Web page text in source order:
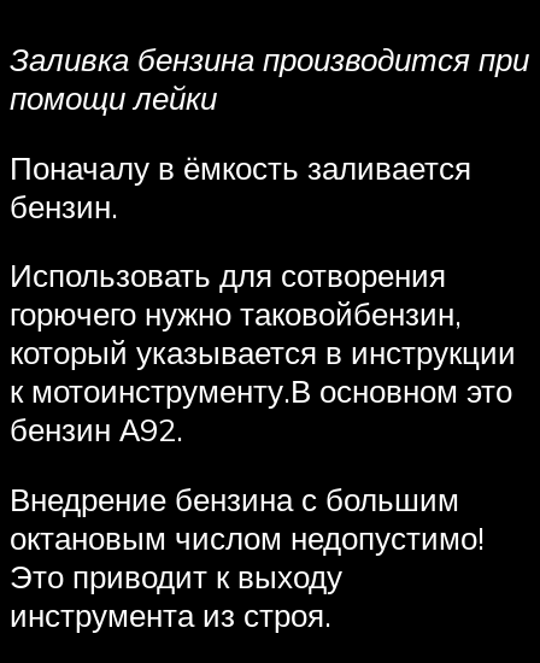
Заливка бензина производится при
помощи лейки
Поначалу в ёмкость заливается
бензин.
Использовать для сотворения
горючего нужно таковойбензин,
который указывается в инструкции
к мотоинструменту.В основном это
бензин А92.
Внедрение бензина с большим
октановым числом недопустимо!
Это приводит к выходу
инструмента из строя.